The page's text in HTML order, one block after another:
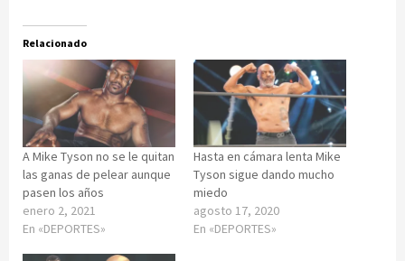
Relacionado
A Mike Tyson no se le quitan
las ganas de pelear aunque
pasen los años
enero 2, 2021
En «DEPORTES»
Hasta en cámara lenta Mike
Tyson sigue dando mucho
miedo
agosto 17, 2020
En «DEPORTES»